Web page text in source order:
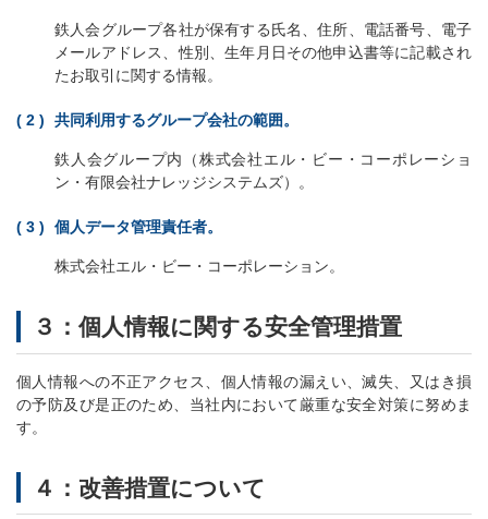
鉄人会グループ各社が保有する氏名、住所、電話番号、電子
メールアドレス、性別、生年月日その他申込書等に記載され
たお取引に関する情報。
共同利用するグループ会社の範囲。
鉄人会グループ内（株式会社エル・ビー・コーポレーショ
ン・有限会社ナレッジシステムズ）。
個人データ管理責任者。
株式会社エル・ビー・コーポレーション。
３：個人情報に関する安全管理措置
個人情報への不正アクセス、個人情報の漏えい、滅失、又はき損
の予防及び是正のため、当社内において厳重な安全対策に努めま
す。
４：改善措置について